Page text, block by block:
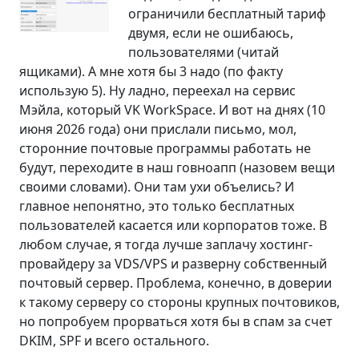
ограничили бесплатный тариф
двумя, если не ошибаюсь,
пользователями (читай
ящиками). А мне хотя бы 3 надо (по факту
использую 5). Ну ладно, переехал на сервис
Мэйла, который VK WorkSpace. И вот на днях (10
июня 2026 года) они прислали письмо, мол,
сторонние почтовые программы работать не
будут, переходите в наш говноапп (назовем вещи
своими словами). Они там ухи объелись? И
главное непонятно, это только бесплатных
пользователей касается или корпоратов тоже. В
любом случае, я тогда лучше заплачу хостинг-
провайдеру за VDS/VPS и разверну собственный
почтовый сервер. Проблема, конечно, в доверии
к такому серверу со стороны крупных почтовиков,
но попробуем прорваться хотя бы в спам за счет
DKIM, SPF и всего остального.